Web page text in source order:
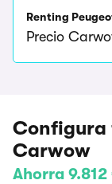
Renting
Precio
Configura
Carwow
Ahorra